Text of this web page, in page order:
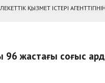
ҚЫЗМЕТ ІСТЕРІ
САУАТТЫЛЫҚ
96 жастағы соғыс